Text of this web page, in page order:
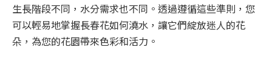
生長階段不同，水分需求也不同。透過遵循這些準則，您
可以輕易地掌握長春花如何澆水，讓它們綻放迷人的花
朵，為您的花園帶來色彩和活力。